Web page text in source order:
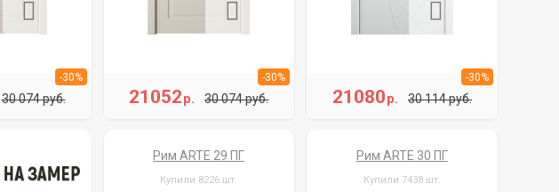
30 074 руб.
-30%
21052р. 30 074 руб.
-30%
21080р. 30 114 руб.
-30%
Рим ARTE 29 ПГ
Купили 8226 шт.
Рим ARTE 30 ПГ
Купили 7438 шт.